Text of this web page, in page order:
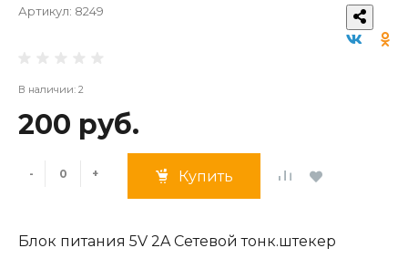
Артикул: 8249
В наличии: 2
200 руб.
- + Купить
Блок питания 5V 2A Cетевой тонк.штекер